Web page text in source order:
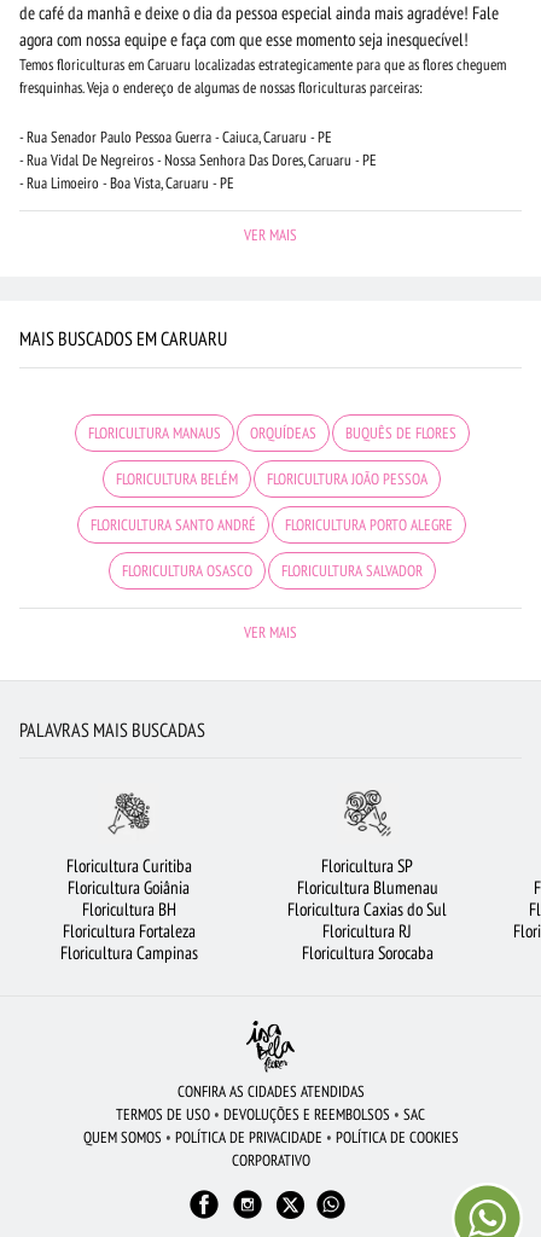
de café da manhã e deixe o dia da pessoa especial ainda mais agradéve! Fale
agora com nossa equipe e faça com que esse momento seja inesquecível!
Temos floriculturas em Caruaru localizadas estrategicamente para que as flores cheguem
fresquinhas. Veja o endereço de algumas de nossas floriculturas parceiras:
- Rua Senador Paulo Pessoa Guerra - Caiuca, Caruaru - PE
- Rua Vidal De Negreiros - Nossa Senhora Das Dores, Caruaru - PE
- Rua Limoeiro - Boa Vista, Caruaru - PE
VER MAIS
MAIS BUSCADOS EM CARUARU
FLORICULTURA MANAUS ORQUÍDEAS BUQUÊS DE FLORES
FLORICULTURA BELÉM FLORICULTURA JOÃO PESSOA
FLORICULTURA SANTO ANDRÉ FLORICULTURA PORTO ALEGRE
FLORICULTURA OSASCO FLORICULTURA SALVADOR
FLORICULTURA SP FLORICULTURA UBERLÂNDIA
FLORICULTURA FORTALEZA ARRANJO DE FLORES FLORES
ROSAS BRANCAS BUQUÊ DE 12 ROSAS VERMELHAS URSO DE PELÚCIA
FLORICULTURA RIBEIRÃO PRETO
FLORICULTURA SÃO BERNARDO DO CAMPO
FLORICULTURA SANTOS FLORICULTURA GOIÂNIA
FLORICULTURA SÃO JOSÉ DOS CAMPOS COROA DE FLORES
CESTA DE CHOCOLATE CESTA DE CAFÉ DA MANHÃ
VER MAIS
PALAVRAS MAIS BUSCADAS
Floricultura Curitiba
Floricultura Goiânia
Floricultura BH
Floricultura Fortaleza
Floricultura Campinas
Floricultura SP
Floricultura Blumenau
Floricultura Caxias do Sul
Floricultura RJ
Floricultura Sorocaba
CONFIRA AS CIDADES ATENDIDAS
TERMOS DE USO • DEVOLUÇÕES E REEMBOLSOS • SAC
QUEM SOMOS • POLÍTICA DE PRIVACIDADE • POLÍTICA DE COOKIES
CORPORATIVO